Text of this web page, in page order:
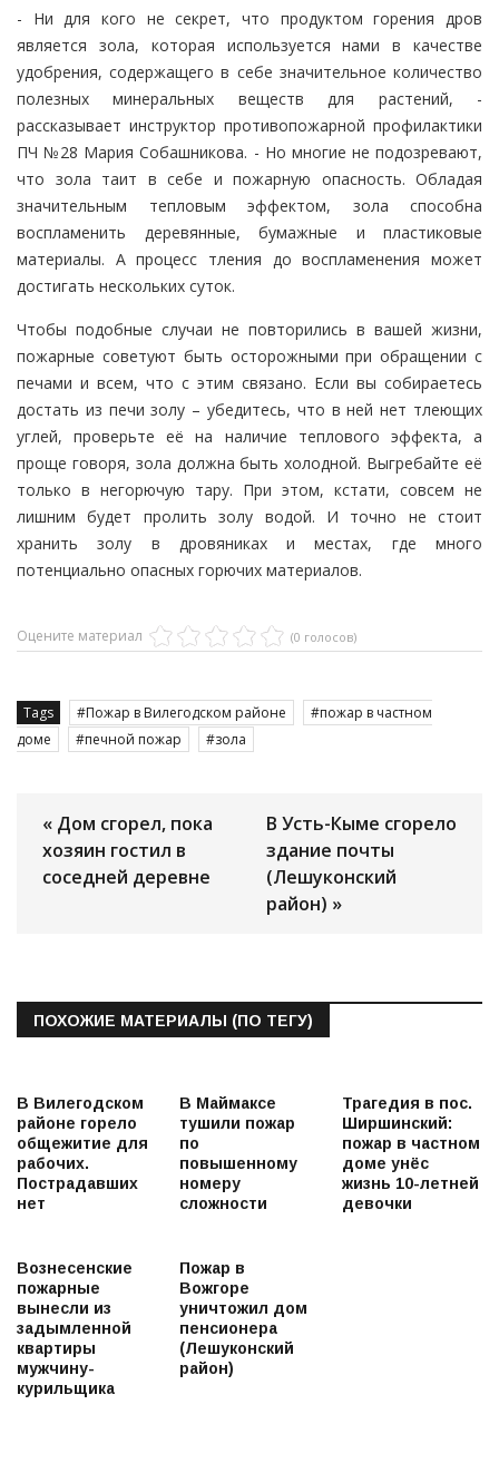
- Ни для кого не секрет, что продуктом горения дров
является зола, которая используется нами в качестве
удобрения, содержащего в себе значительное количество
полезных минеральных веществ для растений, -
рассказывает инструктор противопожарной профилактики
ПЧ №28 Мария Собашникова. - Но многие не подозревают,
что зола таит в себе и пожарную опасность. Обладая
значительным тепловым эффектом, зола способна
воспламенить деревянные, бумажные и пластиковые
материалы. А процесс тления до воспламенения может
достигать нескольких суток.
Чтобы подобные случаи не повторились в вашей жизни,
пожарные советуют быть осторожными при обращении с
печами и всем, что с этим связано. Если вы собираетесь
достать из печи золу – убедитесь, что в ней нет тлеющих
углей, проверьте её на наличие теплового эффекта, а
проще говоря, зола должна быть холодной. Выгребайте её
только в негорючую тару. При этом, кстати, совсем не
лишним будет пролить золу водой. И точно не стоит
хранить золу в дровяниках и местах, где много
потенциально опасных горючих материалов.
Оцените материал (0 голосов)
Tags Пожар в Вилегодском районе
пожар в частном
доме
печной пожар зола
« Дом сгорел, пока
хозяин гостил в
соседней деревне
В Усть-Кыме сгорело
здание почты
(Лешуконский
район) »
ПОХОЖИЕ МАТЕРИАЛЫ (ПО ТЕГУ)
В Вилегодском
районе горело
общежитие для
рабочих.
Пострадавших
нет
В Маймаксе
тушили пожар
по
повышенному
номеру
сложности
Трагедия в пос.
Ширшинский:
пожар в частном
доме унёс
жизнь 10-летней
девочки
Вознесенские
пожарные
вынесли из
задымленной
квартиры
мужчину-
курильщика
Пожар в
Вожгоре
уничтожил дом
пенсионера
(Лешуконский
район)